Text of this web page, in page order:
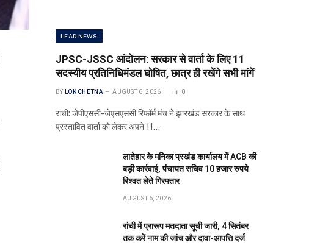
LEAD NEWS
JPSC-JSSC आंदोलन: सरकार से वार्ता के लिए 11
सदस्यीय प्रतिनिधिमंडल घोषित, छात्र ही रखेंगे सभी मांगें
BY LOK CHETNA AUGUST 6, 2026 0
रांची: जेपीएससी-जेएसएससी रिफॉर्म मंच ने झारखंड सरकार के साथ
प्रस्तावित वार्ता को लेकर अपने 11…
लातेहार के मनिका प्रखंड कार्यालय में ACB की
बड़ी कार्रवाई, पंचायत सचिव 10 हजार रुपये
रिश्वत लेते गिरफ्तार
AUGUST 6, 2026
रांची में प्रारूप मतदाता सूची जारी, 4 सितंबर
तक करें नाम की जांच और दावा-आपत्ति दर्ज